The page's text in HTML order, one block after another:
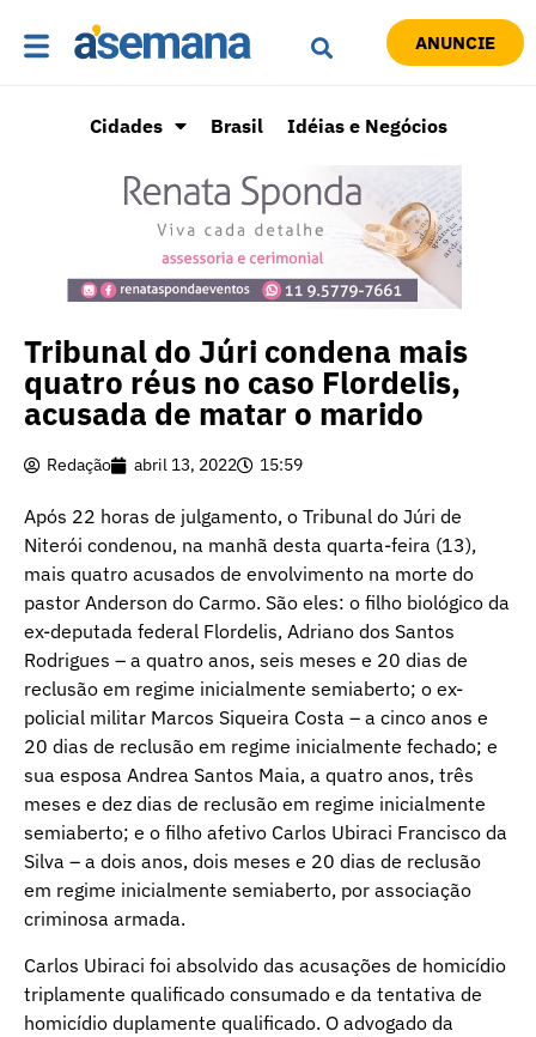
ANUNCIE
Cidades Brasil Idéias e Negócios
Tribunal do Júri condena mais
quatro réus no caso Flordelis,
acusada de matar o marido
Redação abril 13, 2022 15:59
Após 22 horas de julgamento, o Tribunal do Júri de
Niterói condenou, na manhã desta quarta-feira (13),
mais quatro acusados de envolvimento na morte do
pastor Anderson do Carmo. São eles: o filho biológico da
ex-deputada federal Flordelis, Adriano dos Santos
Rodrigues – a quatro anos, seis meses e 20 dias de
reclusão em regime inicialmente semiaberto; o ex-
policial militar Marcos Siqueira Costa – a cinco anos e
20 dias de reclusão em regime inicialmente fechado; e
sua esposa Andrea Santos Maia, a quatro anos, três
meses e dez dias de reclusão em regime inicialmente
semiaberto; e o filho afetivo Carlos Ubiraci Francisco da
Silva – a dois anos, dois meses e 20 dias de reclusão
em regime inicialmente semiaberto, por associação
criminosa armada.
Carlos Ubiraci foi absolvido das acusações de homicídio
triplamente qualificado consumado e da tentativa de
homicídio duplamente qualificado. O advogado da